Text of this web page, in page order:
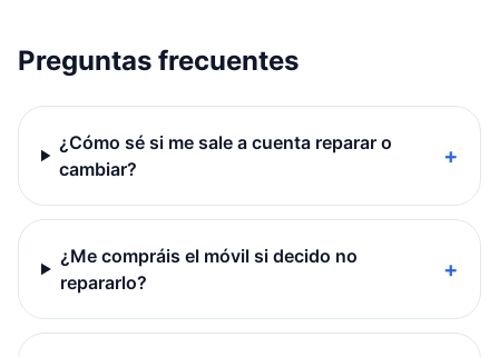
Preguntas frecuentes
¿Cómo sé si me sale a cuenta reparar o
cambiar?
+
¿Me compráis el móvil si decido no
repararlo?
+